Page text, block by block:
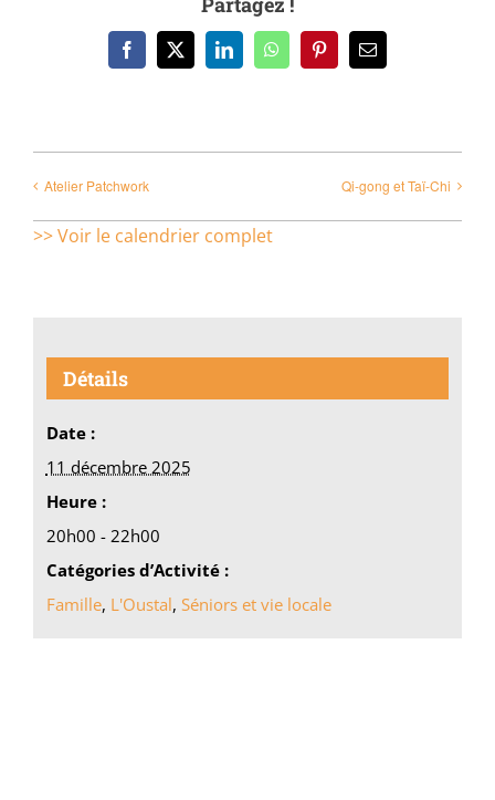
Facebook
X LinkedInWhatsAppPinterestEmail
Atelier Patchwork Qi-gong et Taï-Chi
>> Voir le calendrier complet
Détails
Date :
11 décembre 2025
Heure :
20h00 - 22h00
Catégories d’Activité :
Famille, L'Oustal, Séniors et vie locale